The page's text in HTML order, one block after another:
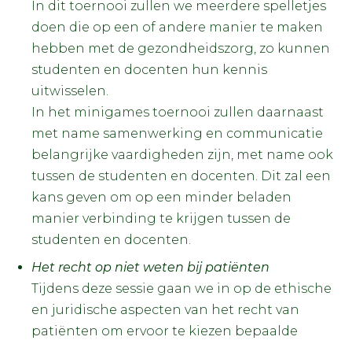
In dit toernooi zullen we meerdere spelletjes
doen die op een of andere manier te maken
hebben met de gezondheidszorg, zo kunnen
studenten en docenten hun kennis
uitwisselen.
In het minigames toernooi zullen daarnaast
met name samenwerking en communicatie
belangrijke vaardigheden zijn, met name ook
tussen de studenten en docenten. Dit zal een
kans geven om op een minder beladen
manier verbinding te krijgen tussen de
studenten en docenten.
Het recht op niet weten bij patiënten
Tijdens deze sessie gaan we in op de ethische
en juridische aspecten van het recht van
patiënten om ervoor te kiezen bepaalde